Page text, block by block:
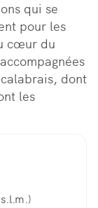
qui se
pour les
cœur du
dont
les